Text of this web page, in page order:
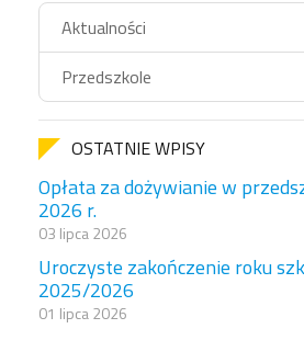
Aktualności
Przedszkole
OSTATNIE WPISY
Opłata za dożywianie w
2026 r.
03 lipca 2026
Uroczyste zakończenie roku
2025/2026
01 lipca 2026